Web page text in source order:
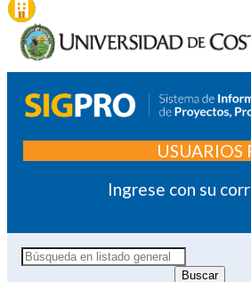
USUARIOS
Ingrese con su